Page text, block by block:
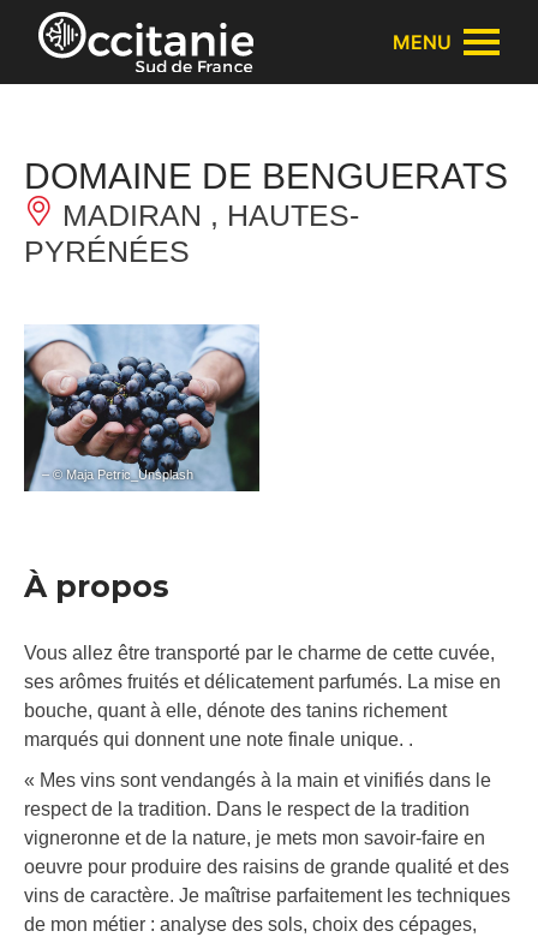
Panneau de gestion des cookies
MENU
DOMAINE DE BENGUERATS
MADIRAN , HAUTES-
PYRÉNÉES
– © Maja Petric_Unsplash
À propos
Vous allez être transporté par le charme de cette cuvée,
ses arômes fruités et délicatement parfumés. La mise en
bouche, quant à elle, dénote des tanins richement
marqués qui donnent une note finale unique. .
« Mes vins sont vendangés à la main et vinifiés dans le
respect de la tradition. Dans le respect de la tradition
vigneronne et de la nature, je mets mon savoir-faire en
oeuvre pour produire des raisins de grande qualité et des
vins de caractère. Je maîtrise parfaitement les techniques
de mon métier : analyse des sols, choix des cépages,